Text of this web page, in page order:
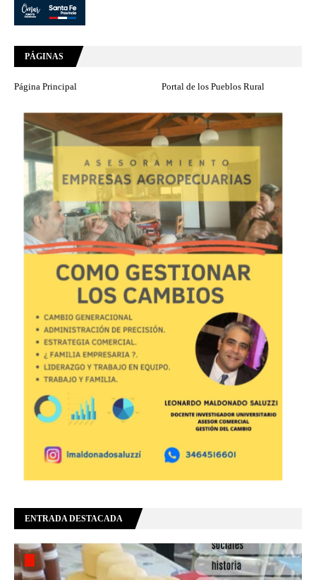
PÁGINAS
Página Principal Portal de los Pueblos Rural
ENTRADA DESTACADA